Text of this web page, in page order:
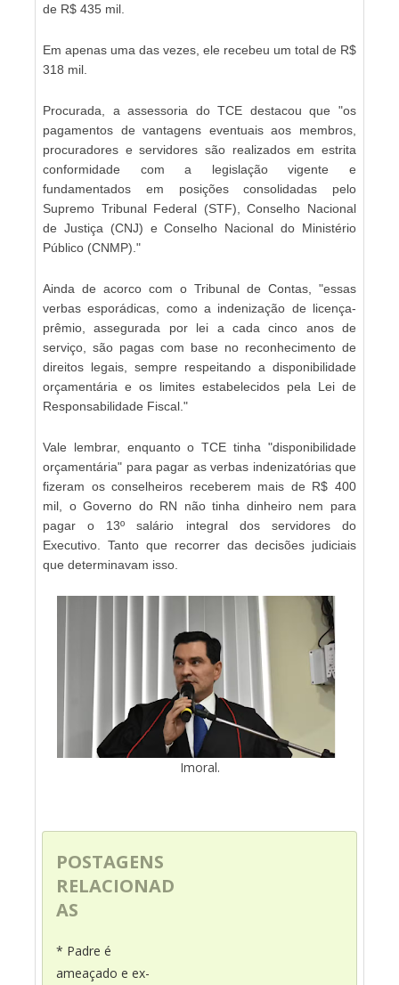
de R$ 435 mil.
Em apenas uma das vezes, ele recebeu um total de R$
318 mil.
Procurada, a assessoria do TCE destacou que "os
pagamentos de vantagens eventuais aos membros,
procuradores e servidores são realizados em estrita
conformidade com a legislação vigente e
fundamentados em posições consolidadas pelo
Supremo Tribunal Federal (STF), Conselho Nacional
de Justiça (CNJ) e Conselho Nacional do Ministério
Público (CNMP)."
Ainda de acorco com o Tribunal de Contas, "essas
verbas esporádicas, como a indenização de licença-
prêmio, assegurada por lei a cada cinco anos de
serviço, são pagas com base no reconhecimento de
direitos legais, sempre respeitando a disponibilidade
orçamentária e os limites estabelecidos pela Lei de
Responsabilidade Fiscal."
Vale lembrar, enquanto o TCE tinha "disponibilidade
orçamentária" para pagar as verbas indenizatórias que
fizeram os conselheiros receberem mais de R$ 400
mil, o Governo do RN não tinha dinheiro nem para
pagar o 13º salário integral dos servidores do
Executivo. Tanto que recorrer das decisões judiciais
que determinavam isso.
Imoral.
POSTAGENS
RELACIONAD
AS
* Padre é
ameaçado e ex-